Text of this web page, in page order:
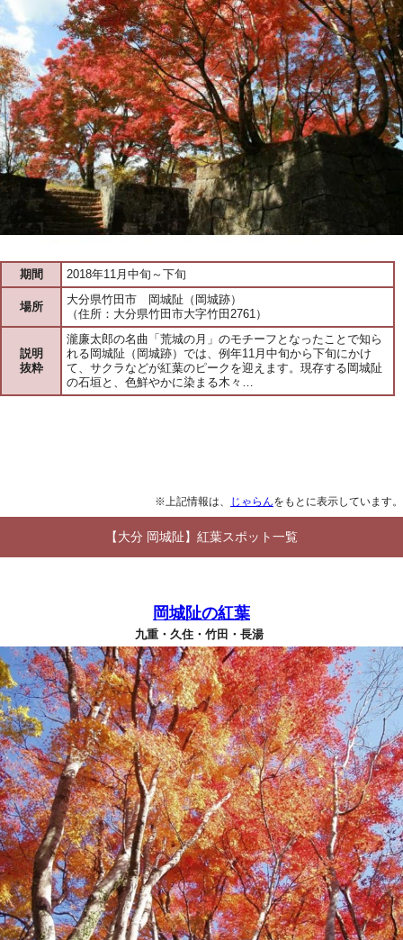
期間 2018年11月中旬～下旬
場所
大分県竹田市 岡城阯（岡城跡）
（住所：大分県竹田市大字竹田2761）
説明
抜粋
瀧廉太郎の名曲「荒城の月」のモチーフとなったことで知ら
れる岡城阯（岡城跡）では、例年11月中旬から下旬にかけ
て、サクラなどが紅葉のピークを迎えます。現存する岡城阯
の石垣と、色鮮やかに染まる木々…
※上記情報は、 じゃらんをもとに表示しています。
【大分 岡城阯】紅葉スポット一覧
岡城阯の紅葉
九重・久住・竹田・長湯